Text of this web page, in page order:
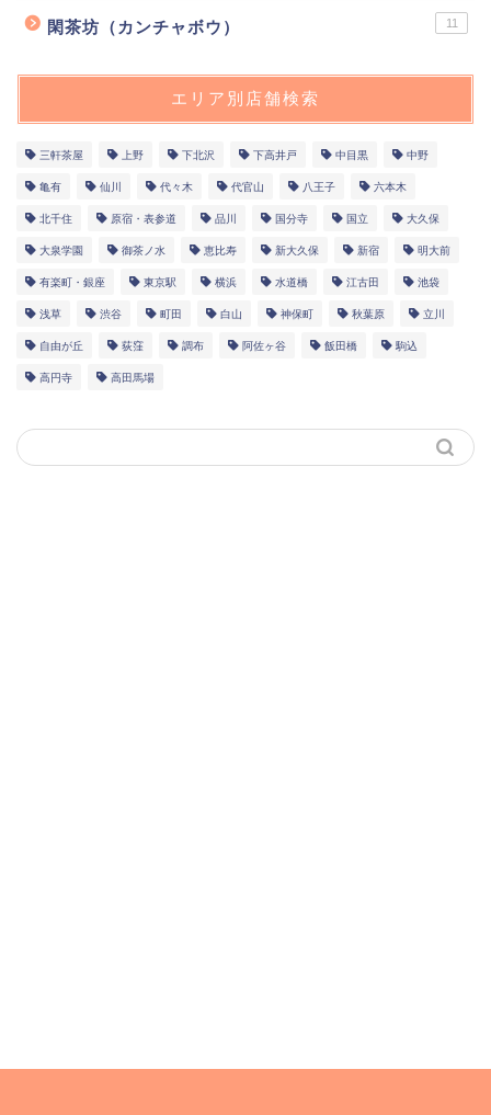
閑茶坊（カンチャボウ） 11
エリア別店舗検索
三軒茶屋 上野 下北沢 下高井戸 中目黒 中野
亀有 仙川 代々木 代官山 八王子 六本木
北千住 原宿・表参道 品川 国分寺 国立 大久保
大泉学園 御茶ノ水 恵比寿 新大久保 新宿 明大前
有楽町・銀座 東京駅 横浜 水道橋 江古田 池袋
浅草 渋谷 町田 白山 神保町 秋葉原 立川
自由が丘 荻窪 調布 阿佐ヶ谷 飯田橋 駒込
高円寺 高田馬場